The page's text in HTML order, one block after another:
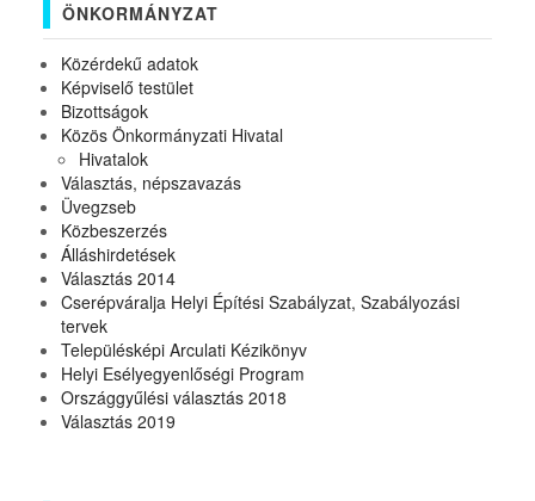
ÖNKORMÁNYZAT
Közérdekű adatok
Képviselő testület
Bizottságok
Közös Önkormányzati Hivatal
Hivatalok
Választás, népszavazás
Üvegzseb
Közbeszerzés
Álláshirdetések
Választás 2014
Cserépváralja Helyi Építési Szabályzat, Szabályozási
tervek
Településképi Arculati Kézikönyv
Helyi Esélyegyenlőségi Program
Országgyűlési választás 2018
Választás 2019